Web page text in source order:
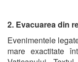
2. Evacuarea din
Evenimentele
mare exactitate